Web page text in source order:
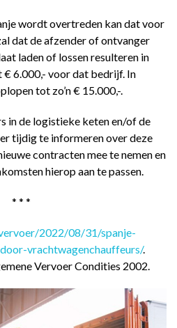
wordt overtreden kan dat voor
dat de afzender of ontvanger
laden of lossen resulteren in
€ 6.000,- voor dat bedrijf. In
tot zo’n € 15.000,-.
in de logistieke keten en/of de
tijdig te informeren over deze
contracten mee te nemen en
hierop aan te passen.
* * *
2022/08/31/spanje-
vrachtwagenchauffeurs/.
Vervoer Condities 2002.